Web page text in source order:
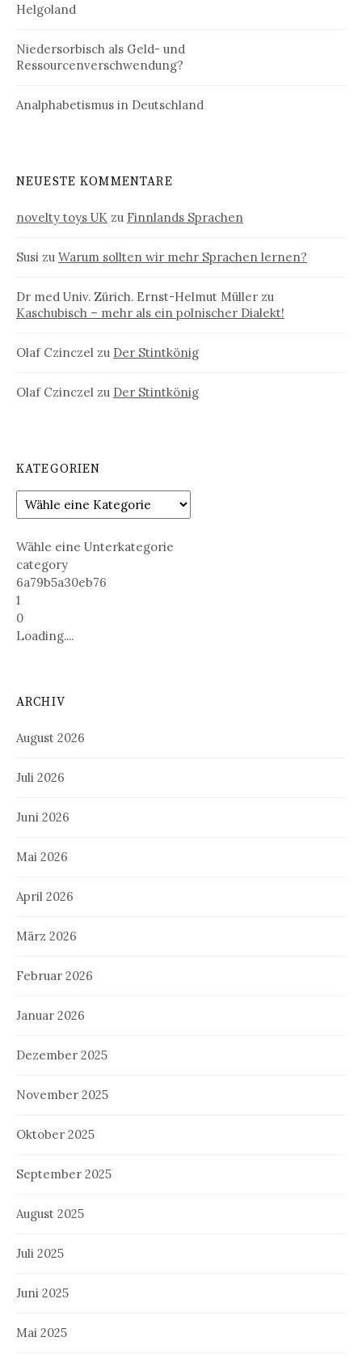
Helgoland
Niedersorbisch als Geld- und
Ressourcenverschwendung?
Analphabetismus in Deutschland
NEUESTE KOMMENTARE
novelty toys UK zu Finnlands Sprachen
Susi zu Warum sollten wir mehr Sprachen lernen?
Dr med Univ. Zürich. Ernst-Helmut Müller zu
Kaschubisch – mehr als ein polnischer Dialekt!
Olaf Czinczel zu Der Stintkönig
Olaf Czinczel zu Der Stintkönig
KATEGORIEN
Wähle eine Unterkategorie
category
6a79b5a30eb76
1
0
Loading....
ARCHIV
August 2026
Juli 2026
Juni 2026
Mai 2026
April 2026
März 2026
Februar 2026
Januar 2026
Dezember 2025
November 2025
Oktober 2025
September 2025
August 2025
Juli 2025
Juni 2025
Mai 2025